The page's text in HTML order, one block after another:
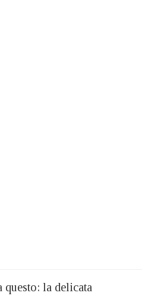
la delicata